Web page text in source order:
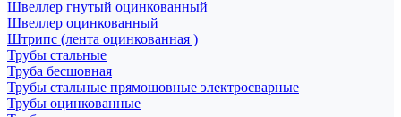
Швеллер гнутый оцинкованный
Швеллер оцинкованный
Штрипс (лента оцинкованная )
Трубы стальные
Труба бесшовная
Трубы стальные прямошовные электросварные
Трубы оцинкованные